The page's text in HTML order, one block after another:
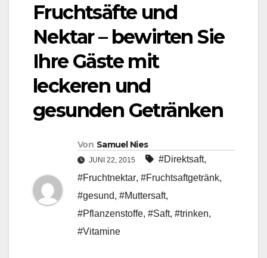
Fruchtsäfte und
Nektar – bewirten Sie
Ihre Gäste mit
leckeren und
gesunden Getränken
Von Samuel Nies
JUNI 22, 2015 #Direktsaft,
#Fruchtnektar, #Fruchtsaftgetränk,
#gesund, #Muttersaft,
#Pflanzenstoffe, #Saft, #trinken,
#Vitamine